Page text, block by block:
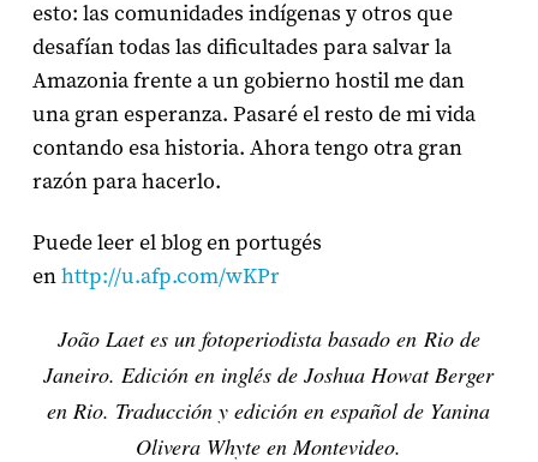
esto: las comunidades indígenas y otros que
desafían todas las dificultades para salvar la
Amazonia frente a un gobierno hostil me dan
una gran esperanza. Pasaré el resto de mi vida
contando esa historia. Ahora tengo otra gran
razón para hacerlo.
Puede leer el blog en portugés
enhttp://u.afp.com/wKPr
João Laet es un fotoperiodista basado en Rio de
Janeiro. Edición en inglés de Joshua Howat Berger
en Rio. Traducción y edición en español de Yanina
Olivera Whyte en Montevideo.